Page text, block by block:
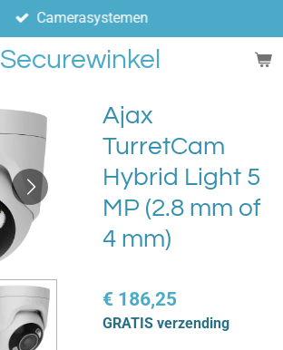
Securewinkel
Camerasystemen
Ajax
TurretCam
Hybrid Light 5
MP (2.8 mm of
4 mm)
€ 186,25
GRATIS verzending